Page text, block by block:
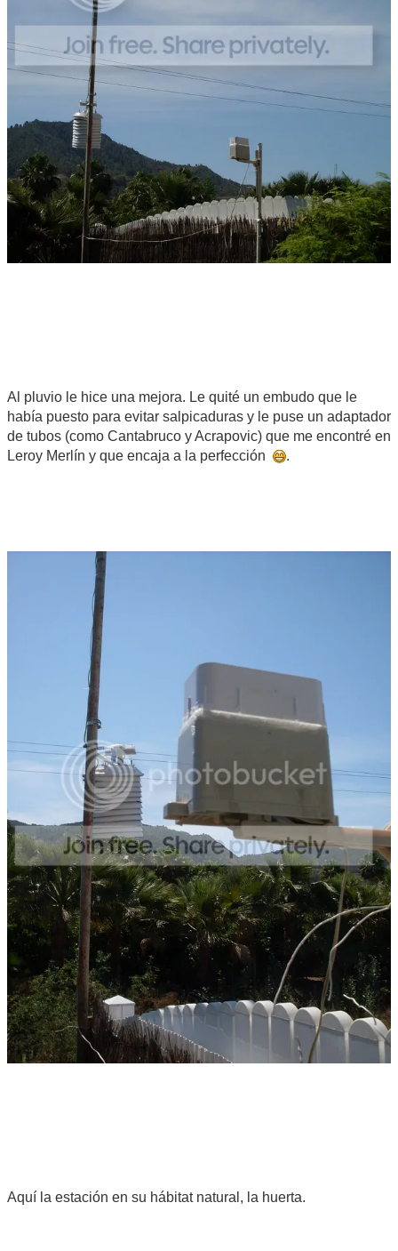
Al pluvio le hice una mejora. Le quité un embudo que le
había puesto para evitar salpicaduras y le puse un adaptador
de tubos (como Cantabruco y Acrapovic) que me encontré en
Leroy Merlín y que encaja a la perfección
.
Aquí la estación en su hábitat natural, la huerta.